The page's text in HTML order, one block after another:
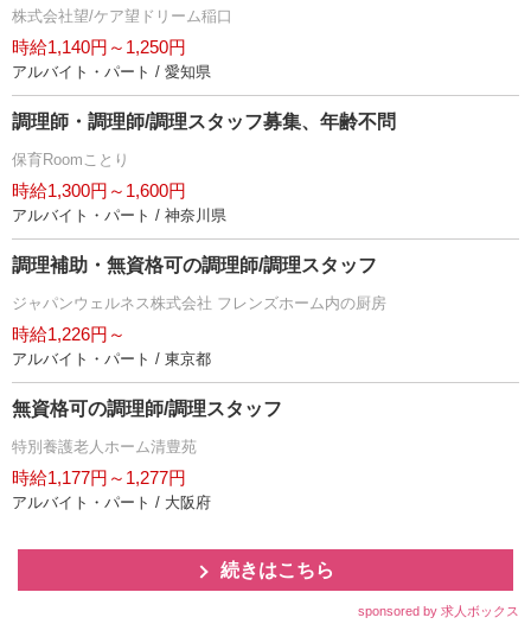
株式会社望/ケア望ドリーム稲口
時給1,140円～1,250円
アルバイト・パート / 愛知県
調理師・調理師/調理スタッフ募集、年齢不問
保育Roomことり
時給1,300円～1,600円
アルバイト・パート / 神奈川県
調理補助・無資格可の調理師/調理スタッフ
ジャパンウェルネス株式会社 フレンズホーム内の厨房
時給1,226円～
アルバイト・パート / 東京都
無資格可の調理師/調理スタッフ
特別養護老人ホーム清豊苑
時給1,177円～1,277円
アルバイト・パート / 大阪府
続きはこちら
sponsored by 求人ボックス